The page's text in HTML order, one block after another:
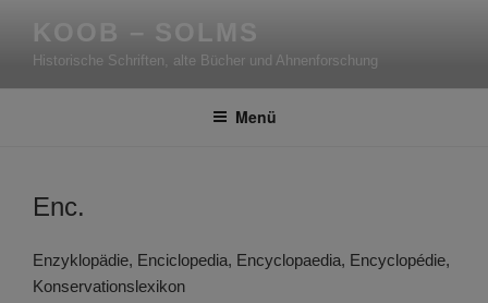
Inhalt
springen
KOOB – SOLMS
Historische Schriften, alte Bücher und Ahnenforschung
Menü
Enc.
Enzyklopädie, Enciclopedia, Encyclopaedia, Encyclopédie,
Konservationslexikon